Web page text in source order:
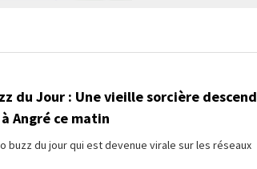
du Jour : Une vieille sorcière descend
Angré ce matin
buzz du jour qui est devenue virale sur les réseaux